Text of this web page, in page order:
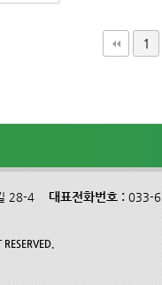
1
길 28-4 대표전화번호 : 033-